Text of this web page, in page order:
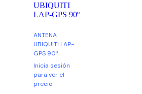
ANTENA
UBIQUITI LAP-
GPS 90º
Inicia sesión
para ver el
precio